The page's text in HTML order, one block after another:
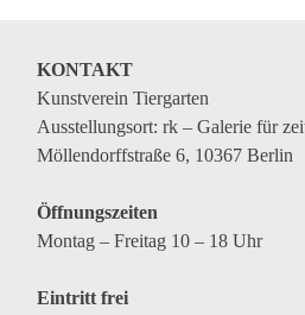
KONTAKT
Kunstverein Tiergarten
Ausstellungsort: rk – Galerie für
Möllendorffstraße 6, 10367 Berlin
Öffnungszeiten
Montag – Freitag 10 – 18 Uhr
Eintritt frei